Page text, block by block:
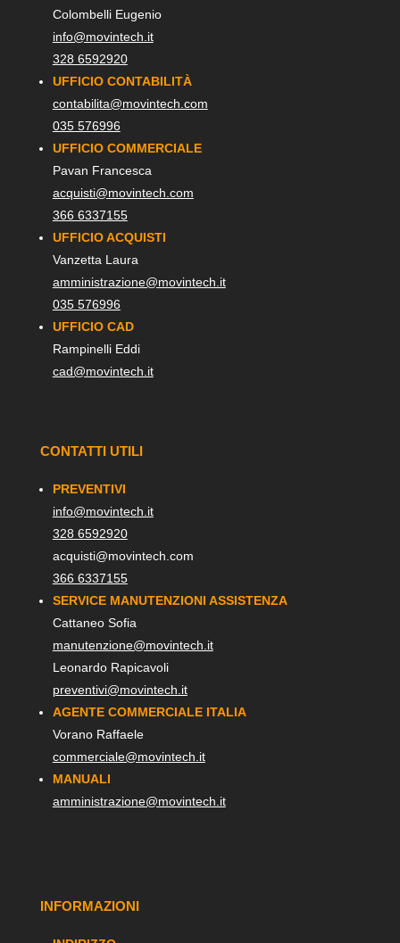
Colombelli Eugenio
info@movintech.it
328 6592920
UFFICIO CONTABILITÀ
contabilita@movintech.com
035 576996
UFFICIO COMMERCIALE
Pavan Francesca
acquisti@movintech.com
366 6337155
UFFICIO ACQUISTI
Vanzetta Laura
amministrazione@movintech.it
035 576996
UFFICIO CAD
Rampinelli Eddi
cad@movintech.it
CONTATTI UTILI
PREVENTIVI
info@movintech.it
328 6592920
acquisti@movintech.com
366 6337155
SERVICE MANUTENZIONI ASSISTENZA
Cattaneo Sofia
manutenzione@movintech.it
Leonardo Rapicavoli
preventivi@movintech.it
AGENTE COMMERCIALE ITALIA
Vorano Raffaele
commerciale@movintech.it
MANUALI
amministrazione@movintech.it
INFORMAZIONI